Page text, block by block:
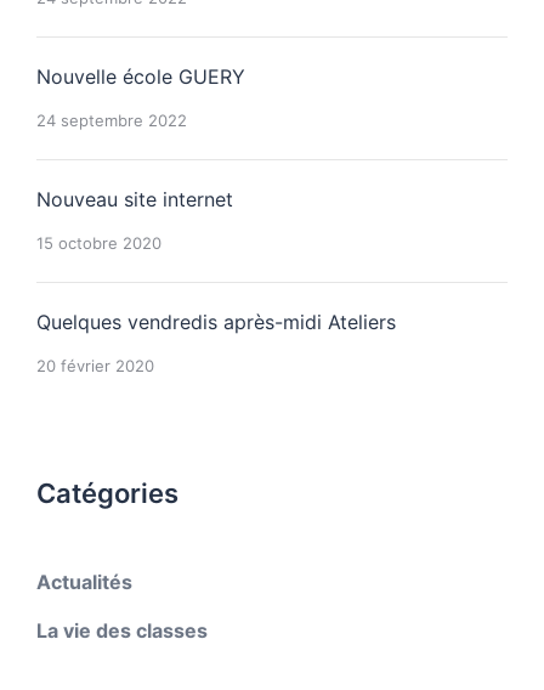
Nouvelle école GUERY
24 septembre 2022
Nouveau site internet
15 octobre 2020
Quelques vendredis après-midi Ateliers
20 février 2020
Catégories
Actualités
La vie des classes